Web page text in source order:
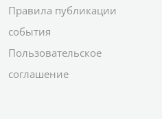
Правила публикации
события
Пользовательское
соглашение